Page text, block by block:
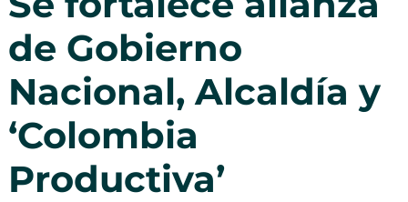
de Gobierno
Nacional, Alcaldía y
‘Colombia
Productiva’